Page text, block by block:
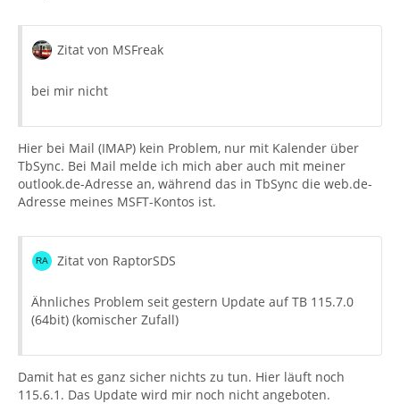
Zitat von MSFreak
bei mir nicht
Hier bei Mail (IMAP) kein Problem, nur mit Kalender über
TbSync. Bei Mail melde ich mich aber auch mit meiner
outlook.de-Adresse an, während das in TbSync die web.de-
Adresse meines MSFT-Kontos ist.
Zitat von RaptorSDS
Ähnliches Problem seit gestern Update auf TB 115.7.0
(64bit) (komischer Zufall)
Damit hat es ganz sicher nichts zu tun. Hier läuft noch
115.6.1. Das Update wird mir noch nicht angeboten.